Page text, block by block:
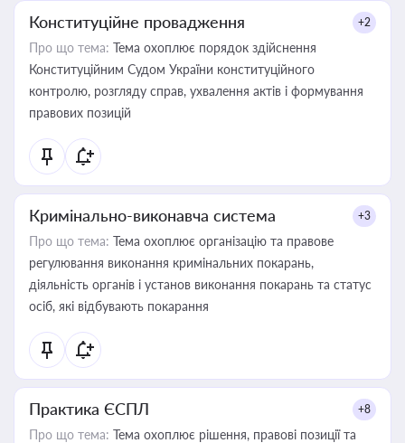
Конституційне провадження +2
Про що тема: Тема охоплює порядок здійснення
Конституційним Судом України конституційного
контролю, розгляду справ, ухвалення актів і формування
правових позицій
Кримінально-виконавча система +3
Про що тема: Тема охоплює організацію та правове
регулювання виконання кримінальних покарань,
діяльність органів і установ виконання покарань та статус
осіб, які відбувають покарання
Практика ЄСПЛ +8
Про що тема: Тема охоплює рішення, правові позиції та